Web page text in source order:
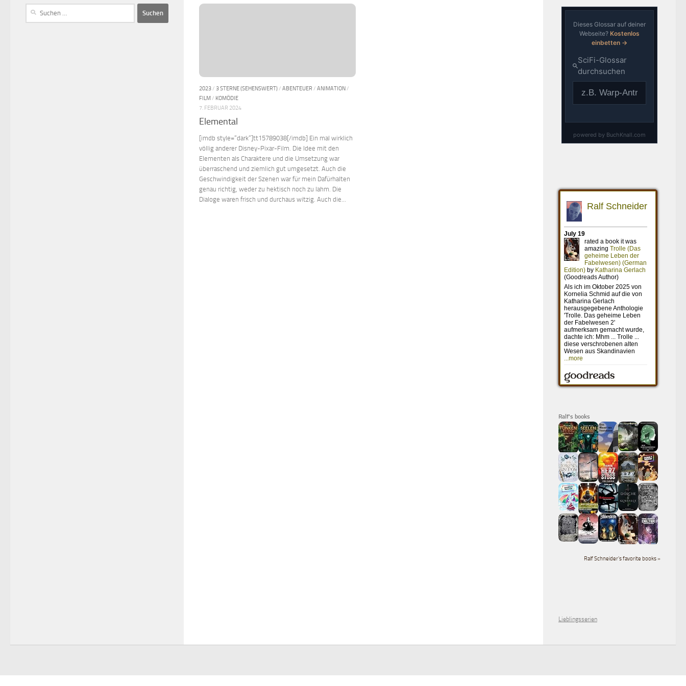
2023/ 3 STERNE (SEHENSWERT)/ ABENTEUER / ANIMATION/
FILM/ KOMÖDIE
7. FEBRUAR 2024
Elemental
[imdb style=“dark“]tt15789038[/imdb] Ein mal wirklich
völlig anderer Disney-Pixar-Film. Die Idee mit den
Elementen als Charaktere und die Umsetzung war
überraschend und ziemlich gut umgesetzt. Auch die
Geschwindigkeit der Szenen war für mein Dafürhalten
genau richtig, weder zu hektisch noch zu lahm. Die
Dialoge waren frisch und durchaus witzig. Auch die...
Ralf's books
Ralf Schneider's favorite books »
Lieblingsserien